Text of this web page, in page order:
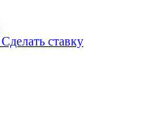
Сделать ставку